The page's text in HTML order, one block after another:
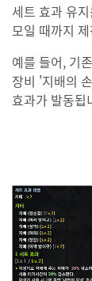
세트 효과 유
모일 때까지
예를 들어, 기
장비 '지배의
효과가 발동됩